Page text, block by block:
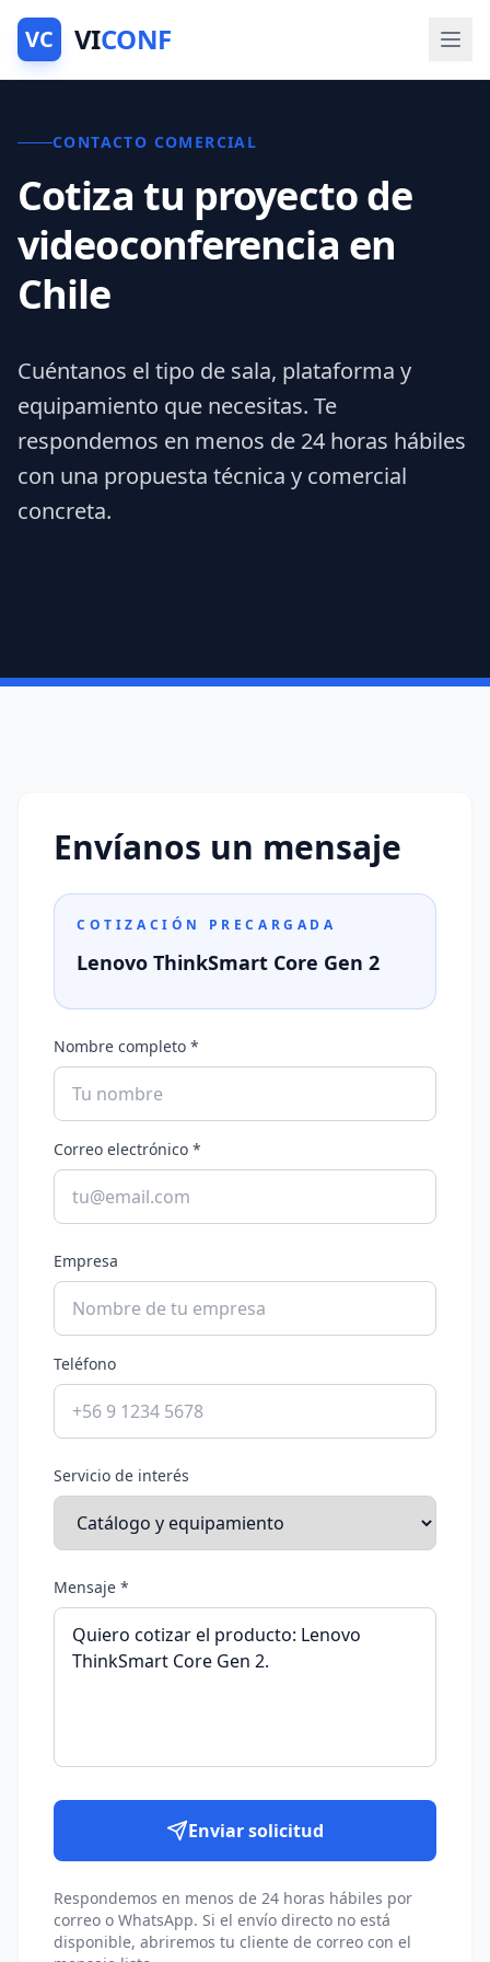
VC VICONF
CONTACTO COMERCIAL
Cotiza tu proyecto de
videoconferencia en
Chile
Cuéntanos el tipo de sala, plataforma y
equipamiento que necesitas. Te
respondemos en menos de 24 horas hábiles
con una propuesta técnica y comercial
concreta.
Envíanos un mensaje
COTIZACIÓN PRECARGADA
Lenovo ThinkSmart Core Gen 2
Nombre completo *
Correo electrónico *
Empresa
Teléfono
Servicio de interés
Mensaje *
Enviar solicitud
Respondemos en menos de 24 horas hábiles por
correo o WhatsApp. Si el envío directo no está
disponible, abriremos tu cliente de correo con el